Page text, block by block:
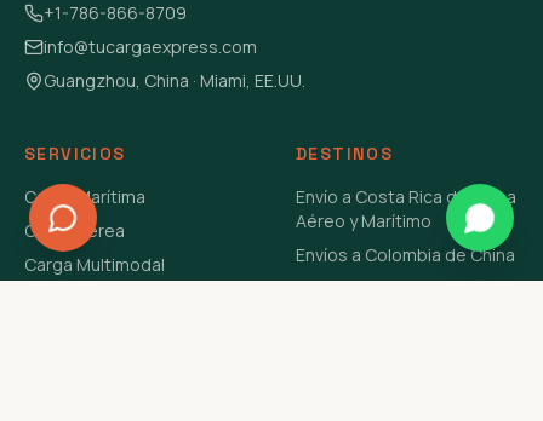
+1-786-866-8709
info@tucargaexpress.com
Guangzhou, China · Miami, EE.UU.
SERVICIOS
Carga Marítima
Carga Aérea
Carga Multimodal
DESTINOS
Envío a Costa Rica de China
Aéreo y Marítimo
Envíos a Colombia de China